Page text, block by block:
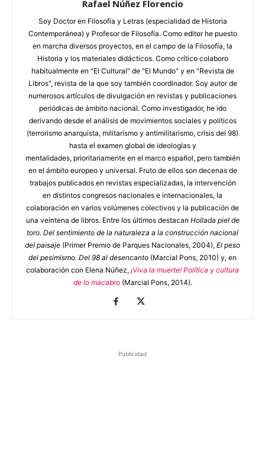
Rafael Núñez Florencio
Soy Doctor en Filosofía y Letras (especialidad de Historia
Contemporánea) y Profesor de Filosofía. Como editor he puesto
en marcha diversos proyectos, en el campo de la Filosofía, la
Historia y los materiales didácticos. Como crítico colaboro
habitualmente en "El Cultural" de "El Mundo" y en "Revista de
Libros", revista de la que soy también coordinador. Soy autor de
numerosos artículos de divulgación en revistas y publicaciones
periódicas de ámbito nacional. Como investigador, he ido
derivando desde el análisis de movimientos sociales y políticos
(terrorismo anarquista, militarismo y antimilitarismo, crisis del 98)
hasta el examen global de ideologías y
mentalidades, prioritariamente en el marco español, pero también
en el ámbito europeo y universal. Fruto de ellos son decenas de
trabajos publicados en revistas especializadas, la intervención
en distintos congresos nacionales e internacionales, la
colaboración en varios volúmenes colectivos y la publicación de
una veintena de libros. Entre los últimos destacan Hollada piel de
toro. Del sentimiento de la naturaleza a la construcción nacional
del paisaje (Primer Premio de Parques Nacionales, 2004), El peso
del pesimismo. Del 98 al desencanto (Marcial Pons, 2010) y, en
colaboración con Elena Núñez, ¡Viva la muerte! Política y cultura
de lo macabro(Marcial Pons, 2014).
Publicidad